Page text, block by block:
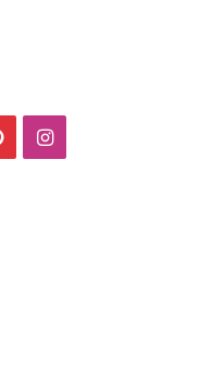
PinterestInstagram